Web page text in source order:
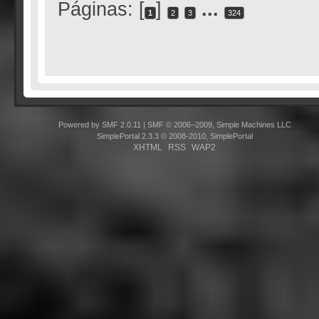
Páginas: [ 1 ] 2 3 ... 324
Powered by SMF 2.0.11
SMF © 2006–2009, Simple Machines LLC
SimplePortal 2.3.3 © 2008-2010, SimplePortal
XHTML RSS WAP2